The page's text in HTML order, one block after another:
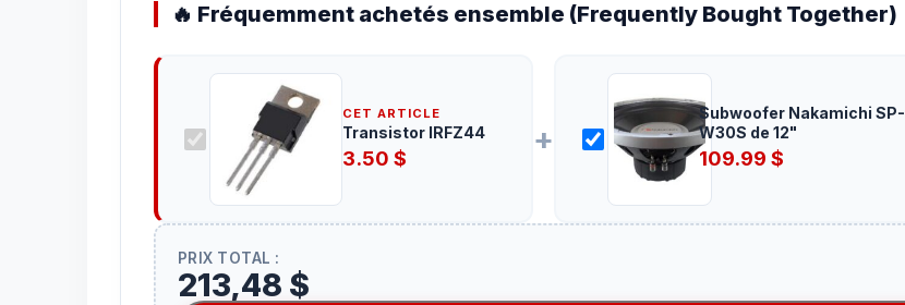
🔥 Fréquemment achetés ensemble (Frequently Bought Together)
CET ARTICLE
Transistor IRFZ44
3.50 $ +
Subwoofer Nakamichi SP-
W30S de 12"
109.99 $
PRIX TOTAL :
213,48 $